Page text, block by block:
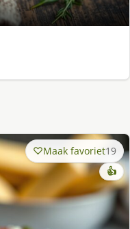
Maak favoriet19
👍